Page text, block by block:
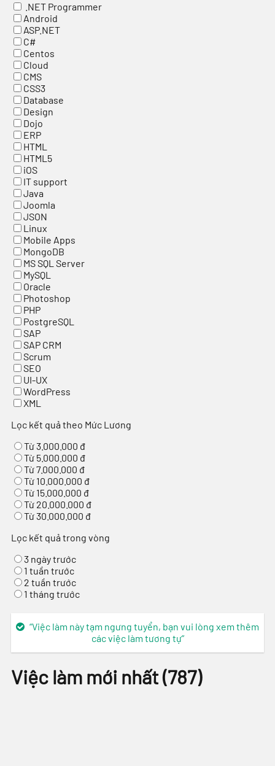
.NET Programmer
Android
ASP.NET
C#
Centos
Cloud
CMS
CSS3
Database
Design
Dojo
ERP
HTML
HTML5
iOS
IT support
Java
Joomla
JSON
Linux
Mobile Apps
MongoDB
MS SQL Server
MySQL
Oracle
Photoshop
PHP
PostgreSQL
SAP
SAP CRM
Scrum
SEO
UI-UX
WordPress
XML
Lọc kết quả theo Mức Lương
Từ 3.000.000 đ
Từ 5.000.000 đ
Từ 7.000.000 đ
Từ 10.000.000 đ
Từ 15.000.000 đ
Từ 20.000.000 đ
Từ 30.000.000 đ
Lọc kết quả trong vòng
3 ngày trước
1 tuần trước
2 tuần trước
1 tháng trước
“Việc làm này tạm ngưng tuyển, bạn vui lòng xem thêm
các việc làm tương tự”
Việc làm mới nhất(787)